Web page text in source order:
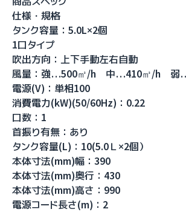
仕様・規格
タンク容量：5.0L×2個
1口タイプ
吹出方向：上下手動左右自動
風量：強…500㎥/h 中…410㎥/h 弱
電源(V)：単相100
消費電力(kW)(50/60Hz)：0.22
口数：1
首振り有無：あり
タンク容量(L)：10(5.0Ｌ×2個）
本体寸法(mm)幅：390
本体寸法(mm)奥行：430
本体寸法(mm)高さ：990
電源コード長さ(m)：2